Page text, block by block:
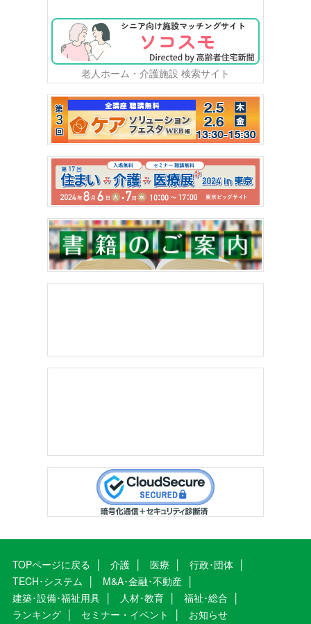
老人ホーム・介護施設 検索サイト
TOPページに戻る 介護 医療
行政･団体
TECH･システム
M&A･金融･不動産
建築･設備･福祉用具
人材･教育
福祉･総合
ランキング
セミナー・イベント お知らせ